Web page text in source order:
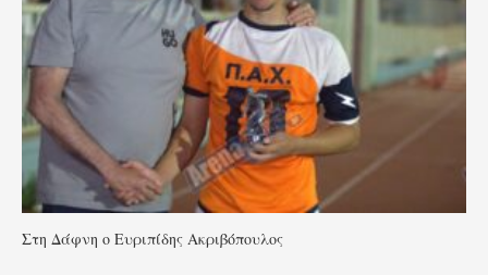
Στη Δάφνη ο Ευριπίδης Ακριβόπουλος